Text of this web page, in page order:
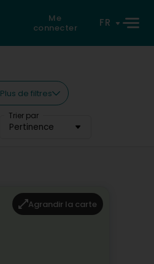
Me
connecter
FR
Plus de filtres
Trier par
Pertinence
Agrandir la carte